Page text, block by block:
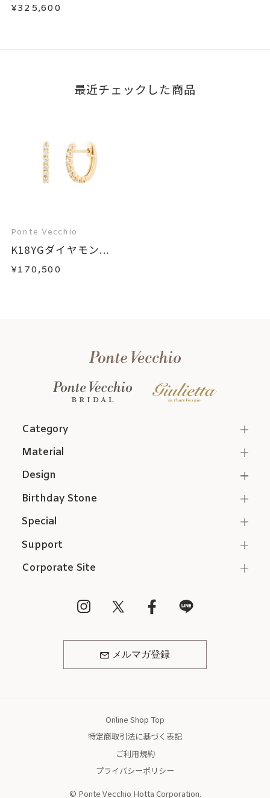
¥325,600
最近チェックした商品
Ponte Vecchio
K18YGダイヤモン...
¥170,500
Category
Support
Corporate Site
メルマガ登録
Material
Design
Birthday Stone
Special
Online Shop Top
特定商取引法に基づく表記
ご利用規約
プライバシーポリシー
© Ponte Vecchio Hotta Corporation.